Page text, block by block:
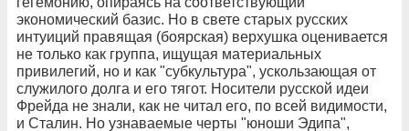
экономический базис. Но в свете старых русских
интуиций правящая (боярская) верхушка оценивается
не только как группа, ищущая материальных
привилегий, но и как "субкультура", ускользающая от
служилого долга и его тягот. Носители русской идеи
Фрейда не знали, как не читал его, по всей видимости,
и Сталин. Но узнаваемые черты "юноши Эдипа",